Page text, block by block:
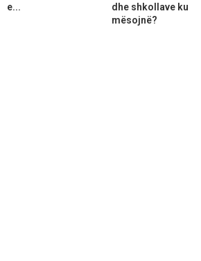
e...
dhe shkollave ku
mësojnë?